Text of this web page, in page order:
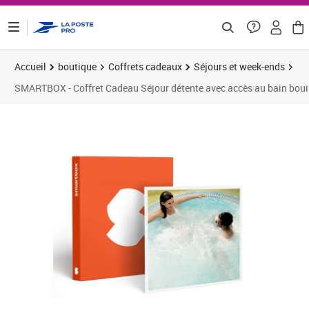
Accueil boutique Coffrets cadeaux
Séjours et week-ends
SMARTBOX - Coffret Cadeau Séjour détente avec accès au bain